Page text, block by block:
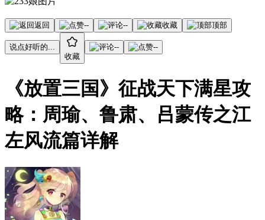
返回 -- -- 收藏 顶部
说点好听的...
收藏
-- --
《放置三国》征战天下满星攻
略：周瑜、鲁肃、吕蒙传之江
左风流篇详解